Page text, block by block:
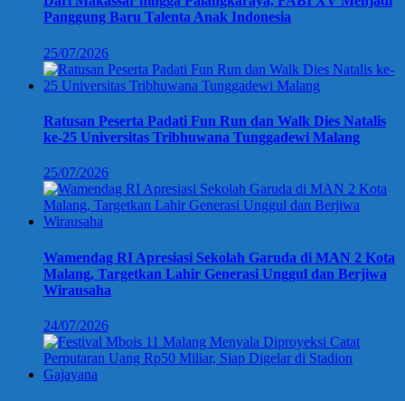
Panggung Baru Talenta Anak Indonesia
25/07/2026
Ratusan Peserta Padati Fun Run dan Walk Dies Natalis
ke-25 Universitas Tribhuwana Tunggadewi Malang
25/07/2026
Wamendag RI Apresiasi Sekolah Garuda di MAN 2 Kota
Malang, Targetkan Lahir Generasi Unggul dan Berjiwa
Wirausaha
24/07/2026